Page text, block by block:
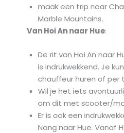
maak een trip naar
Marble Mountains.
Van Hoi An naar Hue:
De rit van Hoi An naar
is indrukwekkend. Je
chauffeur huren of per
Wil je het iets
om dit met scooter/
Er is ook een
Nang naar Hue. Vanaf